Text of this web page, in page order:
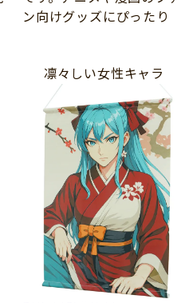
ン向けグッズにぴったり
凛々しい女性キャラ